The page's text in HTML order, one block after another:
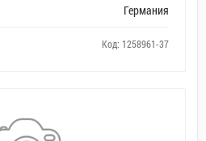
Германия
Код: 1258961-37